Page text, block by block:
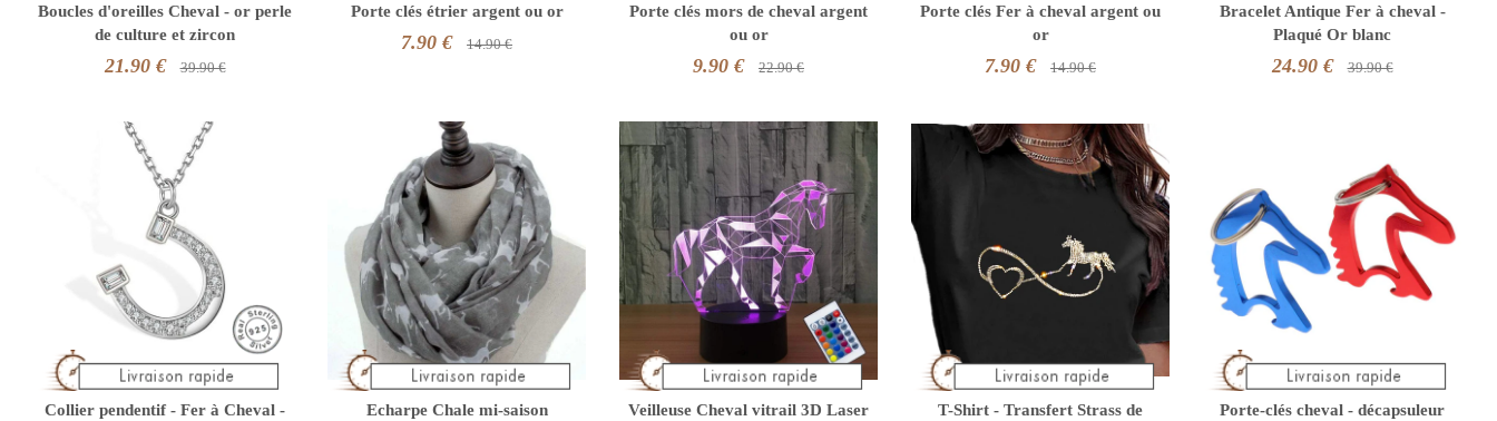
Boucles d'oreilles Cheval - or perle
de culture et zircon
21.90 € 39.90 €
Porte clés étrier argent ou or
7.90 € 14.90 €
Porte clés mors de cheval argent
ou or
9.90 € 22.90 €
Porte clés Fer à cheval argent ou
or
7.90 € 14.90 €
Bracelet Antique Fer à cheval -
Plaqué Or blanc
24.90 € 39.90 €
Collier pendentif - Fer à Cheval -
Echarpe Chale mi-saison
Veilleuse Cheval vitrail 3D Laser
T-Shirt - Transfert Strass de
Porte-clés cheval - décapsuleur